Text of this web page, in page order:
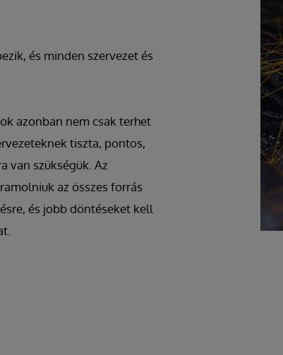
és minden szervezet és
azonban nem csak terhet
tiszta, pontos,
van szükségük. Az
az összes forrás
és jobb döntéseket kell